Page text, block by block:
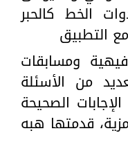
الخط كالحبر
التطبيق
ومسابقات
من الأسئلة
الصحيحة
قدمتها هبه